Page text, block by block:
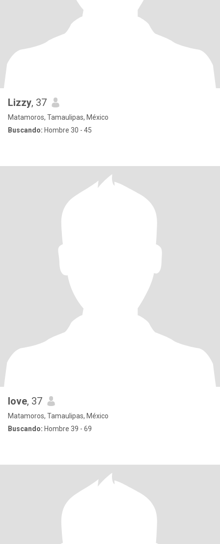
Lizzy, 37
Matamoros, Tamaulipas, México
Buscando: Hombre 30 - 45
love, 37
Matamoros, Tamaulipas, México
Buscando: Hombre 39 - 69